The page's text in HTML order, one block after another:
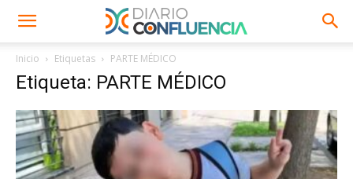
Inicio Etiquetas PARTE MÉDICO
Etiqueta: PARTE MÉDICO